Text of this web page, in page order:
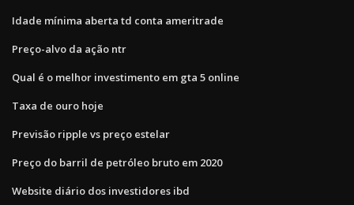
Idade mínima aberta td conta ameritrade
Preço-alvo da ação ntr
Qual é o melhor investimento em gta 5 online
Taxa de ouro hoje
Previsão ripple vs preço estelar
Preço do barril de petróleo bruto em 2020
Website diário dos investidores ibd